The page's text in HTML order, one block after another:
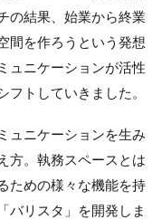
の結果、始業から終業
間を作ろうという発想
ュニケーションが活性
トしていきました。
ュニケーションを生み
方。執務スペースとは
ための様々な機能を持
バリスタ」を開発しま